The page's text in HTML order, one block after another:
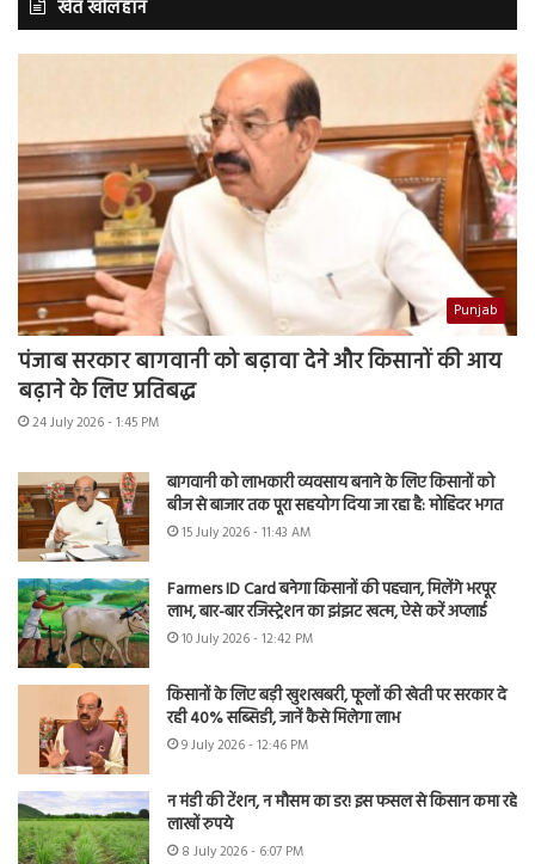
खेत खलिहान
Punjab
पंजाब सरकार बागवानी को बढ़ावा देने और किसानों की आय
बढ़ाने के लिए प्रतिबद्ध
24 July 2026 - 1:45 PM
बागवानी को लाभकारी व्यवसाय बनाने के लिए किसानों को
बीज से बाजार तक पूरा सहयोग दिया जा रहा है: मोहिंदर भगत
15 July 2026 - 11:43 AM
Farmers ID Card बनेगा किसानों की पहचान, मिलेंगे भरपूर
लाभ, बार-बार रजिस्ट्रेशन का झंझट खत्म, ऐसे करें अप्लाई
10 July 2026 - 12:42 PM
किसानों के लिए बड़ी खुशखबरी, फूलों की खेती पर सरकार दे
रही 40% सब्सिडी, जानें कैसे मिलेगा लाभ
9 July 2026 - 12:46 PM
न मंडी की टेंशन, न मौसम का डर! इस फसल से किसान कमा रहे
लाखों रुपये
8 July 2026 - 6:07 PM